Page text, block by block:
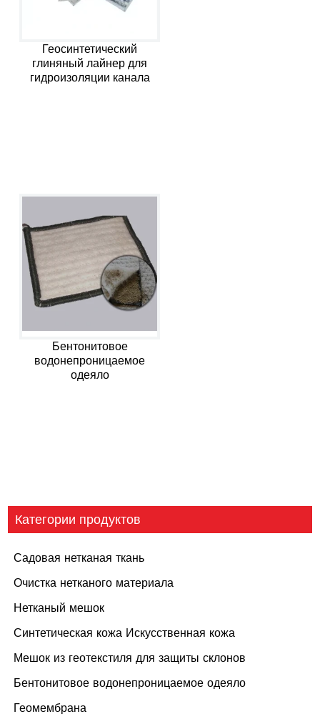
Геосинтетический
глиняный лайнер для
гидроизоляции канала
Бентонитовое
водонепроницаемое
одеяло
Категории продуктов
Садовая нетканая ткань
Очистка нетканого материала
Нетканый мешок
Синтетическая кожа Искусственная кожа
Мешок из геотекстиля для защиты склонов
Бентонитовое водонепроницаемое одеяло
Геомембрана